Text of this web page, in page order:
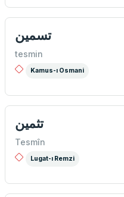
تسمین
tesmin
Kamus-ı Osmani
تثمين
Tesmîn
Lugat-ı Remzi